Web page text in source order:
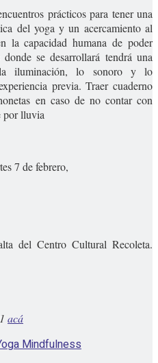
prácticos para tener una
del yoga y un acercamiento al
la capacidad humana de poder
se desarrollará tendrá una
la iluminación, lo sonoro y lo
previa. Traer cuaderno
en caso de no contar con
por lluvia
7 de febrero,
del Centro Cultural Recoleta.
acá
Mindfulness